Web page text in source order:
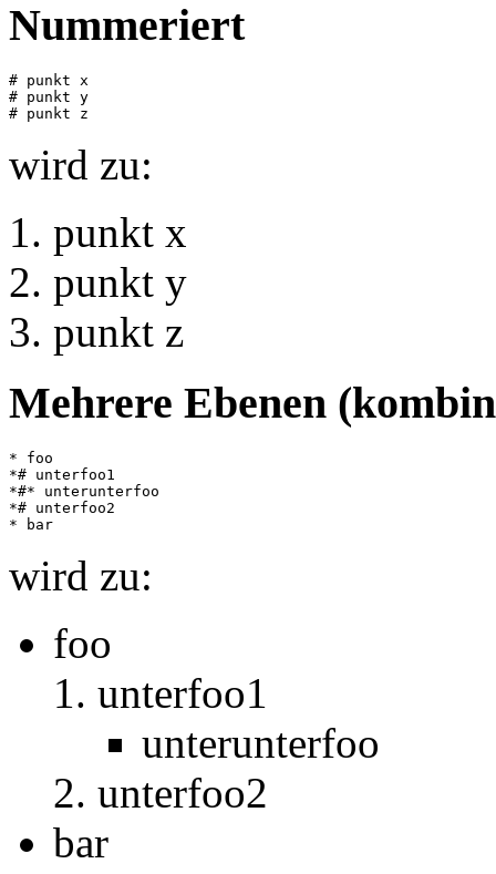
Nummeriert
# punkt x
# punkt y
wird zu:
punkt x
punkt y
punkt z
Mehrere Ebenen
* foo
*# unterfoo1
*#* unterunterfoo
*# unterfoo2
wird zu:
foo
unterfoo1
unterunterfoo
unterfoo2
bar